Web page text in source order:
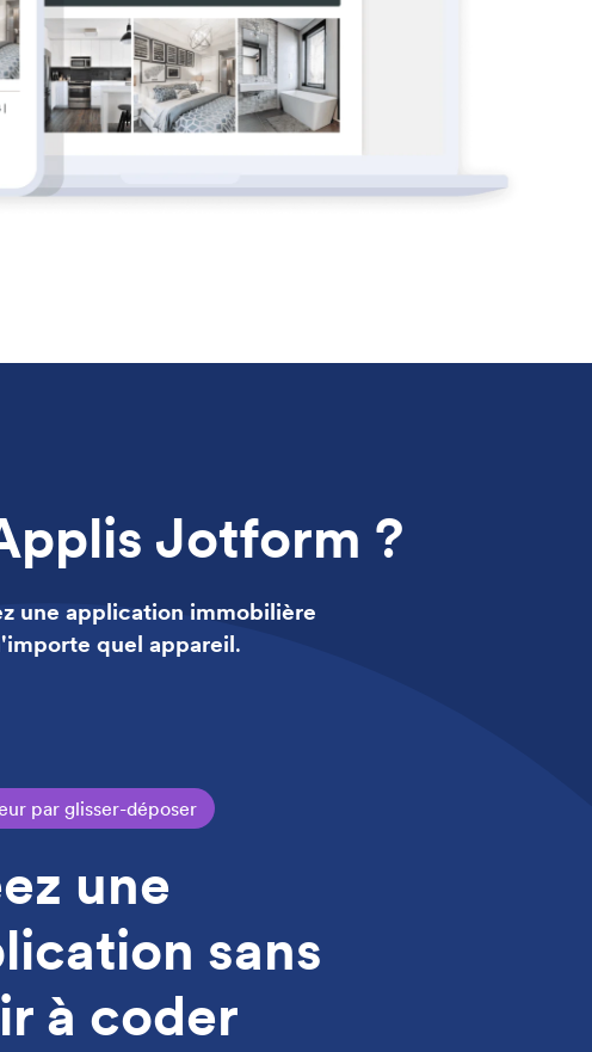
Jotform ?
une application immobilière
quel appareil.
par glisser-déposer
une
sans
à coder